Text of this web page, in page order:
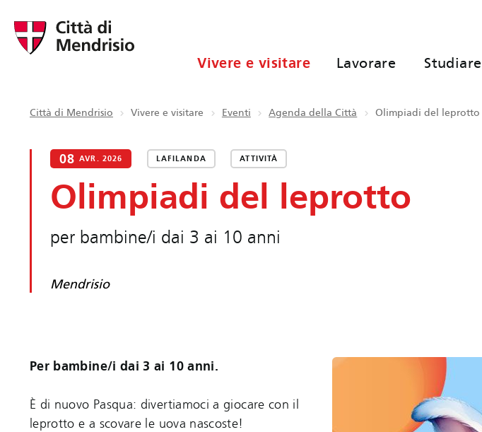
Vivere e visitare Lavorare Studiare
Città di Mendrisio Vivere e visitare Eventi Agenda della Città Olimpiadi del leprotto
08 AVR. 2026 LAFILANDA ATTIVITÀ
Olimpiadi del leprotto
per bambine/i dai 3 ai 10 anni
Mendrisio
Per bambine/i dai 3 ai 10 anni.
È di nuovo Pasqua: divertiamoci a giocare con il
leprotto e a scovare le uova nascoste!